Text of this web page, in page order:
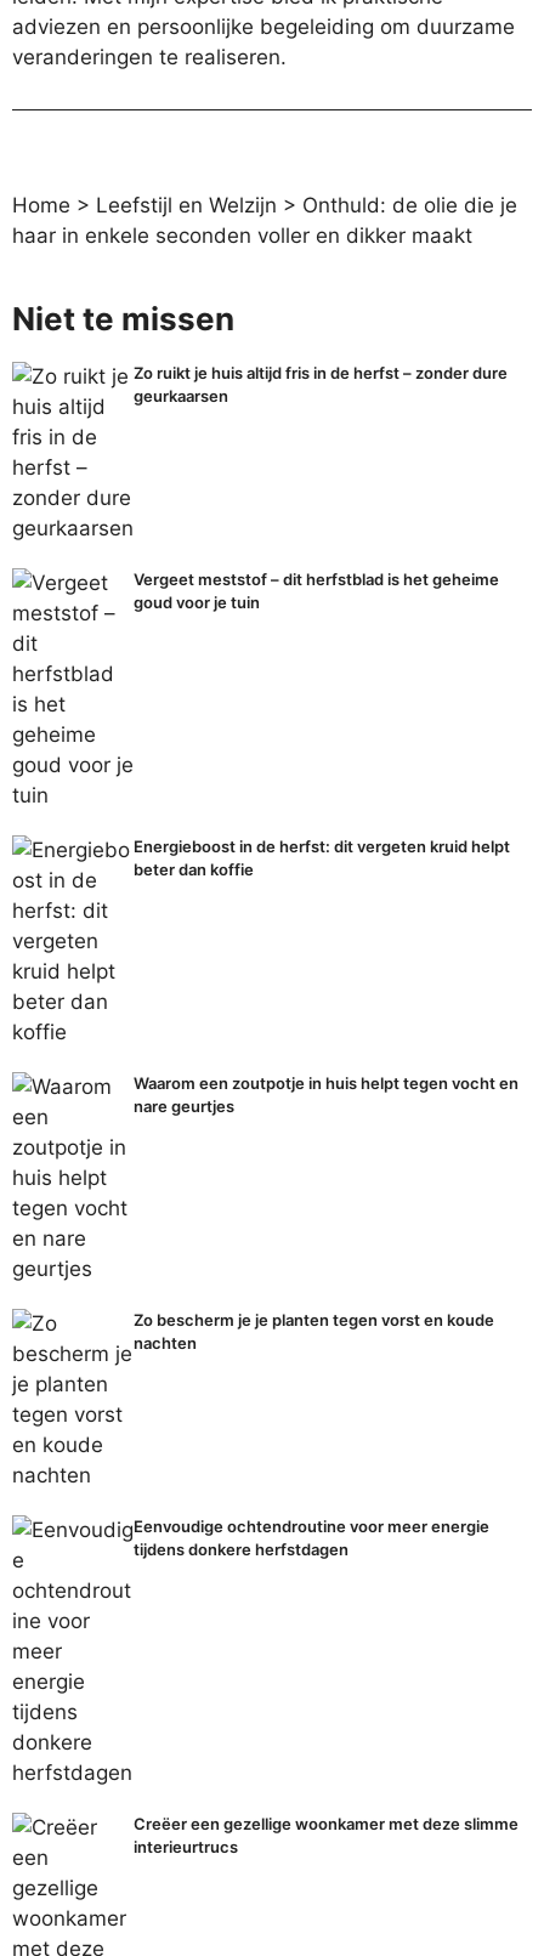
adviezen en persoonlijke begeleiding om duurzame
veranderingen te realiseren.
Home > Leefstijl en Welzijn > Onthuld: de olie die je
haar in enkele seconden voller en dikker maakt
Niet te missen
Zo ruikt je huis altijd fris in de herfst – zonder dure
geurkaarsen
Vergeet meststof – dit herfstblad is het geheime
goud voor je tuin
Energieboost in de herfst: dit vergeten kruid helpt
beter dan koffie
Waarom een zoutpotje in huis helpt tegen vocht en
nare geurtjes
Zo bescherm je je planten tegen vorst en koude
nachten
Eenvoudige ochtendroutine voor meer energie
tijdens donkere herfstdagen
Creëer een gezellige woonkamer met deze slimme
interieurtrucs